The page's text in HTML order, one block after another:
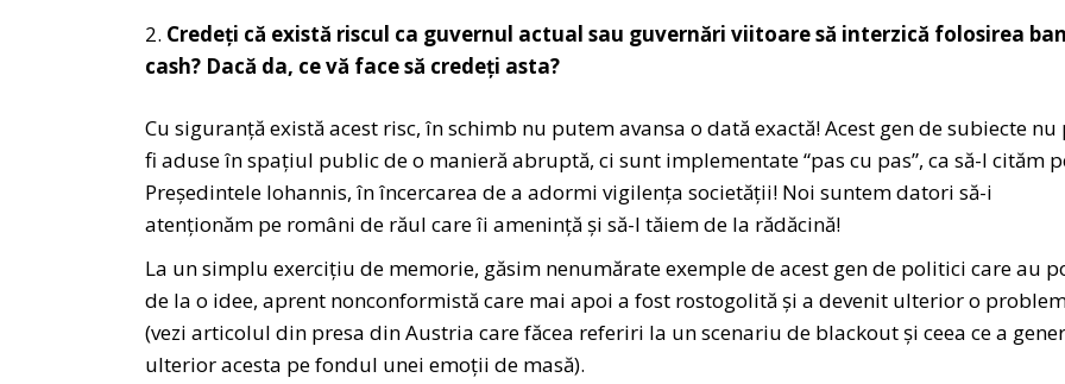
Credeți că există riscul ca guvernul actual sau guvernări viitoare să interzică folosirea
cash? Dacă da, ce vă face să credeți asta?
Cu siguranță există acest risc, în schimb nu putem avansa o dată exactă! Acest gen de subiecte nu
fi aduse în spațiul public de o manieră abruptă, ci sunt implementate “pas cu pas”, ca să-l cităm
Președintele Iohannis, în încercarea de a adormi vigilența societății! Noi suntem datori să-i
atenționăm pe români de răul care îi amenință și să-l tăiem de la rădăcină!
La un simplu exercițiu de memorie, găsim nenumărate exemple de acest gen de politici care au
de la o idee, aprent nonconformistă care mai apoi a fost rostogolită și a devenit ulterior o
(vezi articolul din presa din Austria care făcea referiri la un scenariu de blackout și ceea ce a
ulterior acesta pe fondul unei emoții de masă).